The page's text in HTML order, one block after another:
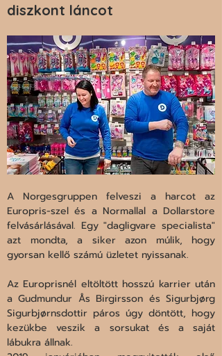
diszkont láncot
A Norgesgruppen felveszi a harcot az
Europris-szel és a Normallal a Dollarstore
felvásárlásával. Egy "dagligvare specialista"
azt mondta, a siker azon múlik, hogy
gyorsan kellő számú üzletet nyissanak.
Az Europrisnél eltöltött hosszú karrier után
a Gudmundur Ås Birgirsson és Sigurbjørg
Sigurbjørnsdottir páros úgy döntött, hogy
kezükbe veszik a sorsukat és a saját
lábukra állnak.